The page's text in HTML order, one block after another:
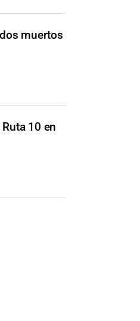
muertos
10 en